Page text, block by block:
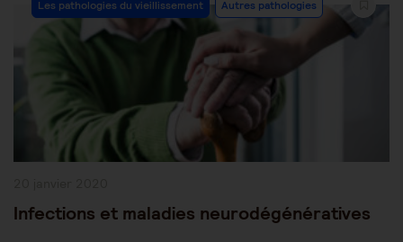
Category:
Les pathologies du vieillissement Autres pathologies
Infections et maladies neurodégénératives